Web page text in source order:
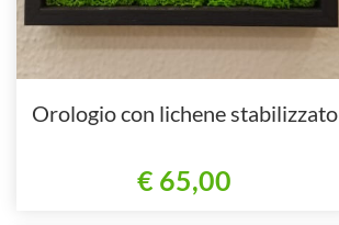
Orologio con lichene stabilizzato
€ 65,00